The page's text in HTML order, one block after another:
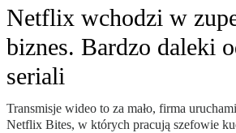
Netflix wchodzi w
biznes. Bardzo daleki
seriali
Transmisje wideo to za mało, firma
Netflix Bites, w których pracują szefowie